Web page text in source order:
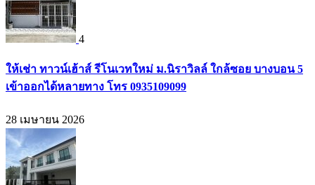
4
ให้เช่า ทาวน์เฮ้าส์ รีโนเวทใหม่ ม.นิราวิลล์ ใกล้ซอย บางบอน 5
เข้าออกได้หลายทาง โทร 0935109099
28 เมษายน 2026